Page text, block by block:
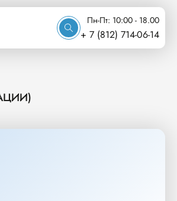
Пн-Пт: 10:00 - 18.00
+ 7 (812) 714-06-14